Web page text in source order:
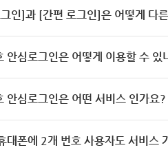
인]과 [간편 로그인]은 어떻게 다
안심로그인은 어떻게 이용할 수 있
안심로그인은 어떤 서비스 인가요?
대폰에 2개 번호 사용자도 서비스